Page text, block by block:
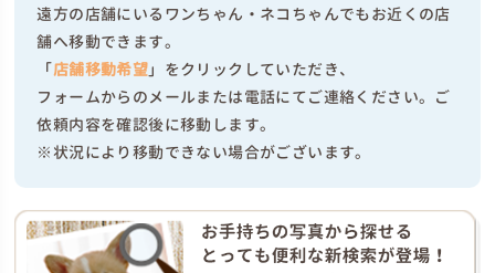
遠方の店舗にいるワンちゃん・ネコちゃんでもお近くの店
舗へ移動できます。
「店舗移動希望」をクリックしていただき、
フォームからのメールまたは電話にてご連絡ください。ご
依頼内容を確認後に移動します。
※状況により移動できない場合がございます。